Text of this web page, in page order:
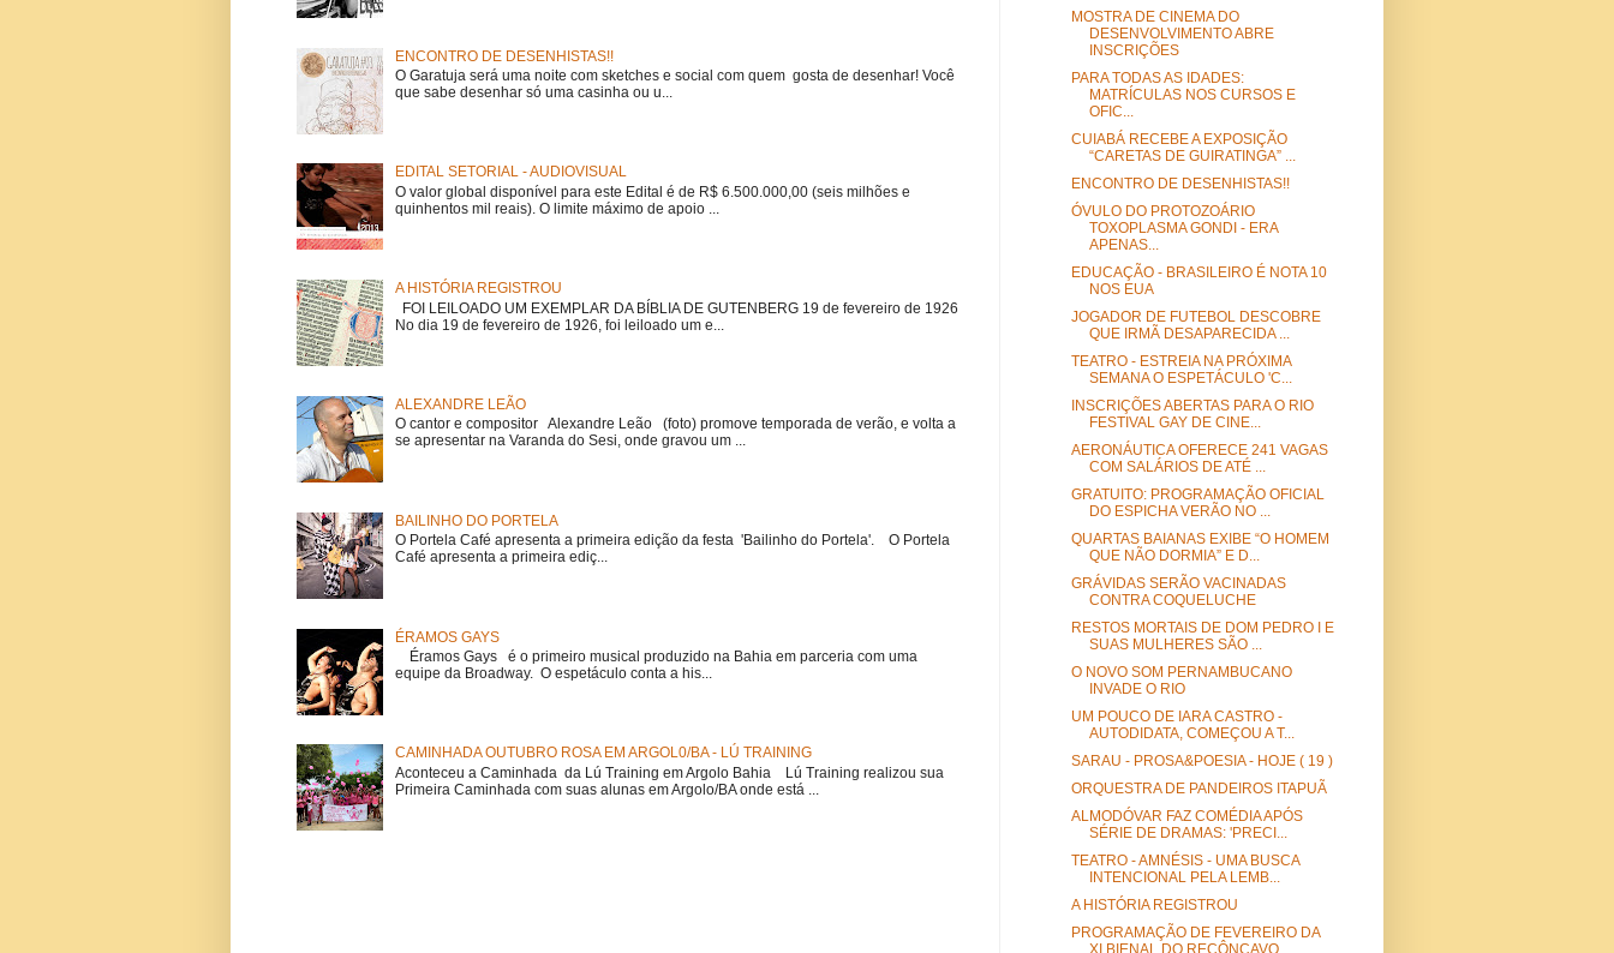
ENCONTRO DE DESENHISTAS!!
O Garatuja será uma noite com sketches e social com quem gosta de desenhar! Você
que sabe desenhar só uma casinha ou u...
EDITAL SETORIAL - AUDIOVISUAL
O valor global disponível para este Edital é de R$ 6.500.000,00 (seis milhões e
quinhentos mil reais). O limite máximo de apoio ...
A HISTÓRIA REGISTROU
FOI LEILOADO UM EXEMPLAR DA BÍBLIA DE GUTENBERG 19 de fevereiro de 1926
No dia 19 de fevereiro de 1926, foi leiloado um e...
ALEXANDRE LEÃO
O cantor e compositor Alexandre Leão (foto) promove temporada de verão, e volta a
se apresentar na Varanda do Sesi, onde gravou um ...
BAILINHO DO PORTELA
O Portela Café apresenta a primeira edição da festa 'Bailinho do Portela'. O Portela
Café apresenta a primeira ediç...
ÉRAMOS GAYS
Éramos Gays é o primeiro musical produzido na Bahia em parceria com uma
equipe da Broadway. O espetáculo conta a his...
CAMINHADA OUTUBRO ROSA EM ARGOL0/BA - LÚ TRAINING
Aconteceu a Caminhada da Lú Training em Argolo Bahia Lú Training realizou sua
Primeira Caminhada com suas alunas em Argolo/BA onde está ...
MOSTRA DE CINEMA DO
DESENVOLVIMENTO ABRE
INSCRIÇÕES
PARA TODAS AS IDADES:
MATRÍCULAS NOS CURSOS E
OFIC...
CUIABÁ RECEBE A EXPOSIÇÃO
“CARETAS DE GUIRATINGA” ...
ENCONTRO DE DESENHISTAS!!
ÓVULO DO PROTOZOÁRIO
TOXOPLASMA GONDI - ERA
APENAS...
EDUCAÇÃO - BRASILEIRO É NOTA 10
NOS EUA
JOGADOR DE FUTEBOL DESCOBRE
QUE IRMÃ DESAPARECIDA ...
TEATRO - ESTREIA NA PRÓXIMA
SEMANA O ESPETÁCULO 'C...
INSCRIÇÕES ABERTAS PARA O RIO
FESTIVAL GAY DE CINE...
AERONÁUTICA OFERECE 241 VAGAS
COM SALÁRIOS DE ATÉ ...
GRATUITO: PROGRAMAÇÃO OFICIAL
DO ESPICHA VERÃO NO ...
QUARTAS BAIANAS EXIBE “O HOMEM
QUE NÃO DORMIA” E D...
GRÁVIDAS SERÃO VACINADAS
CONTRA COQUELUCHE
RESTOS MORTAIS DE DOM PEDRO I E
SUAS MULHERES SÃO ...
O NOVO SOM PERNAMBUCANO
INVADE O RIO
UM POUCO DE IARA CASTRO -
AUTODIDATA, COMEÇOU A T...
SARAU - PROSA&POESIA - HOJE ( 19 )
ORQUESTRA DE PANDEIROS ITAPUÃ
ALMODÓVAR FAZ COMÉDIA APÓS
SÉRIE DE DRAMAS: 'PRECI...
TEATRO - AMNÉSIS - UMA BUSCA
INTENCIONAL PELA LEMB...
A HISTÓRIA REGISTROU
PROGRAMAÇÃO DE FEVEREIRO DA